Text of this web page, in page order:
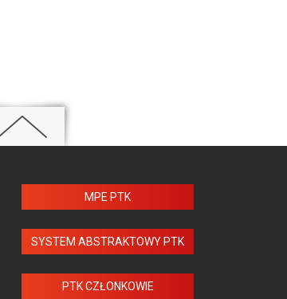
MPE PTK
SYSTEM ABSTRAKTOWY PTK
PTK CZŁONKOWIE